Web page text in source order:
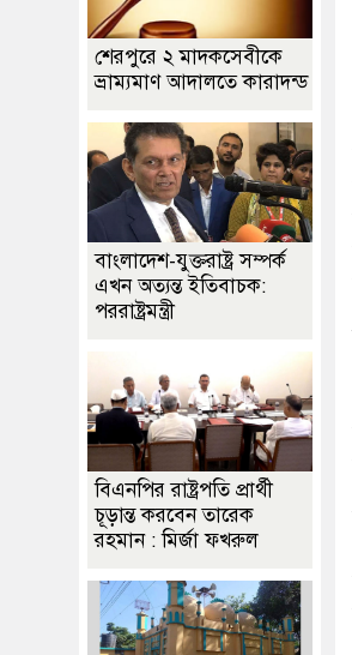
শেরপুরে ২ মাদকসেবীকে
ভ্রাম্যমাণ আদালতে কারাদন্ড
বাংলাদেশ-যুক্তরাষ্ট্র সম্পর্ক
এখন অত্যন্ত ইতিবাচক:
পররাষ্ট্রমন্ত্রী
বিএনপির রাষ্ট্রপতি প্রার্থী
চূড়ান্ত করবেন তারেক
রহমান : মির্জা ফখরুল